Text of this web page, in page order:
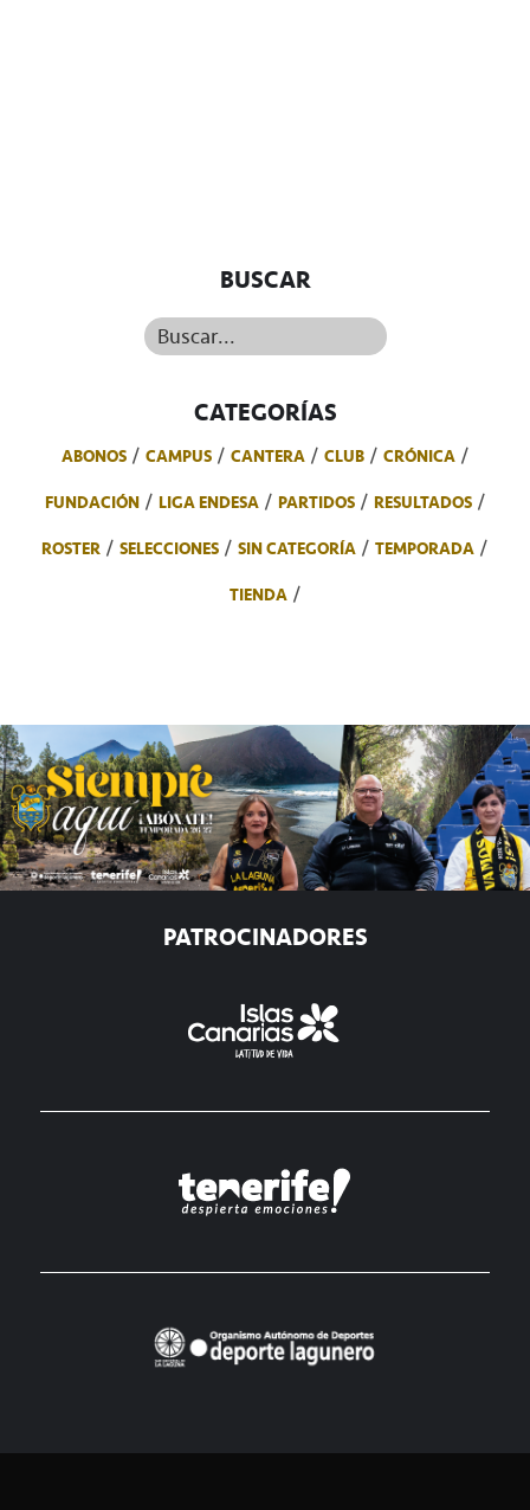
BUSCAR
Buscar...
CATEGORÍAS
ABONOS CAMPUS CANTERA CLUB
CRÓNICA
FUNDACIÓN
LIGA ENDESA PARTIDOS
RESULTADOS
ROSTER
SELECCIONES SIN CATEGORÍA
TEMPORADA
TIENDA
PATROCINADORES